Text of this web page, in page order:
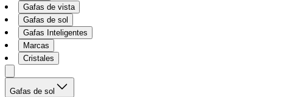
Gafas de vista
Gafas de sol
Gafas Inteligentes
Marcas
Cristales
Gafas de sol